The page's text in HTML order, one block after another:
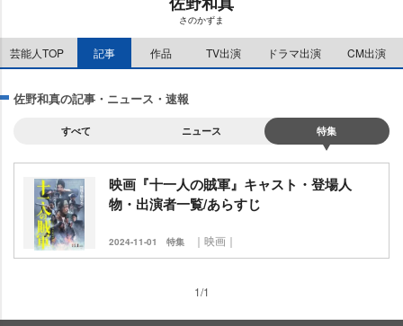
さのかずま
芸能人TOP 記事 作品 TV出演 ドラマ出演 CM出演
佐野和真の記事・ニュース・速報
すべて ニュース 特集
映画『十一人の賊軍』キャスト・登場人
物・出演者一覧/あらすじ
2024-11-01 特集 ｜映画｜
1/1